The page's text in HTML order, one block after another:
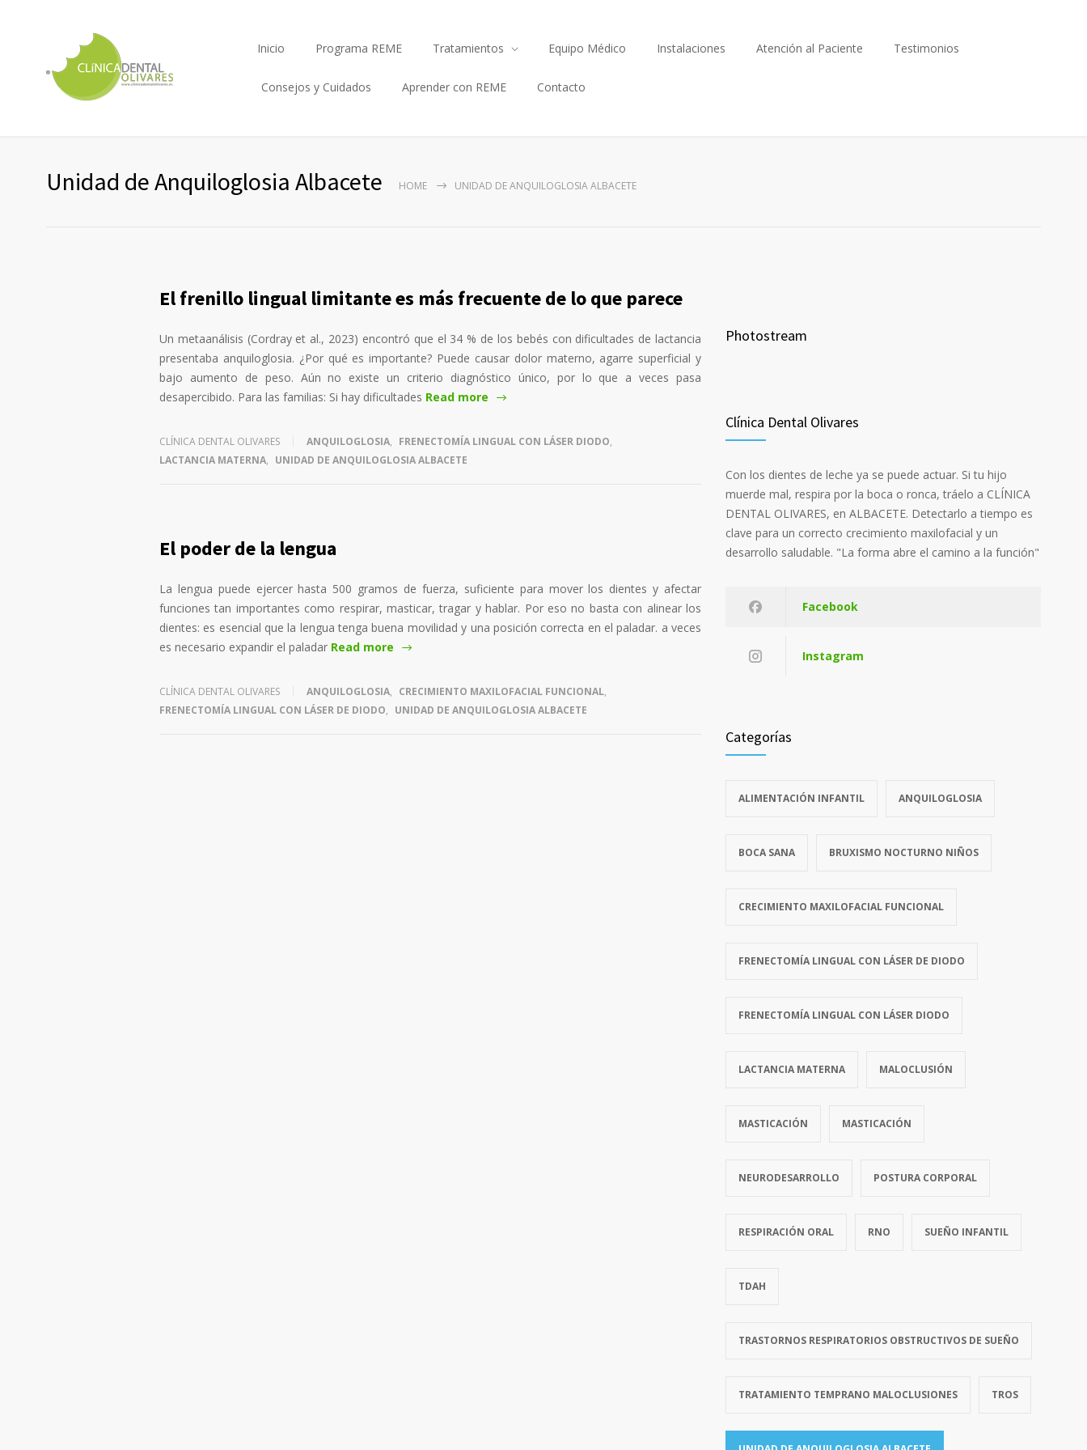
Inicio Programa REME Tratamientos Equipo Médico Instalaciones Atención al Paciente Testimonios
Consejos y Cuidados Aprender con REME Contacto
Unidad de Anquiloglosia Albacete HOME UNIDAD DE ANQUILOGLOSIA ALBACETE
El frenillo lingual limitante es más frecuente de lo que parece
Un metaanálisis (Cordray et al., 2023) encontró que el 34 % de los bebés con dificultades de lactancia
presentaba anquiloglosia. ¿Por qué es importante? Puede causar dolor materno, agarre superficial y
bajo aumento de peso. Aún no existe un criterio diagnóstico único, por lo que a veces pasa
desapercibido. Para las familias: Si hay dificultades Read more
CLÍNICA DENTAL OLIVARES ANQUILOGLOSIA, FRENECTOMÍA LINGUAL CON LÁSER DIODO,
LACTANCIA MATERNA, UNIDAD DE ANQUILOGLOSIA ALBACETE
El poder de la lengua
La lengua puede ejercer hasta 500 gramos de fuerza, suficiente para mover los dientes y afectar
funciones tan importantes como respirar, masticar, tragar y hablar. Por eso no basta con alinear los
dientes: es esencial que la lengua tenga buena movilidad y una posición correcta en el paladar. a veces
es necesario expandir el paladar Read more
CLÍNICA DENTAL OLIVARES ANQUILOGLOSIA, CRECIMIENTO MAXILOFACIAL FUNCIONAL,
FRENECTOMÍA LINGUAL CON LÁSER DE DIODO, UNIDAD DE ANQUILOGLOSIA ALBACETE
Photostream
Clínica Dental Olivares
Con los dientes de leche ya se puede actuar. Si tu hijo
muerde mal, respira por la boca o ronca, tráelo a CLÍNICA
DENTAL OLIVARES, en ALBACETE. Detectarlo a tiempo es
clave para un correcto crecimiento maxilofacial y un
desarrollo saludable. "La forma abre el camino a la función"
Facebook
Instagram
Categorías
ALIMENTACIÓN INFANTIL ANQUILOGLOSIA
BOCA SANA BRUXISMO NOCTURNO NIÑOS
CRECIMIENTO MAXILOFACIAL FUNCIONAL
FRENECTOMÍA LINGUAL CON LÁSER DE DIODO
FRENECTOMÍA LINGUAL CON LÁSER DIODO
LACTANCIA MATERNA MALOCLUSIÓN
MASTICACIÓN MASTICACIÓN
NEURODESARROLLO POSTURA CORPORAL
RESPIRACIÓN ORAL RNO SUEÑO INFANTIL
TDAH
TRASTORNOS RESPIRATORIOS OBSTRUCTIVOS DE SUEÑO
TRATAMIENTO TEMPRANO MALOCLUSIONES TROS